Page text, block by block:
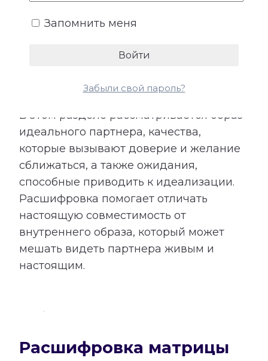
складывается из характера, жизненных
ценностей, прошлого опыта и
партнере. При этом идеальный образ не
реальным человеком рядом.
В этом разделе рассматривается образ
идеального партнера, качества,
которые вызывают доверие и желание
сближаться, а также ожидания,
способные приводить к идеализации.
Расшифровка помогает отличать
настоящую совместимость от
внутреннего образа, который может
мешать видеть партнера живым и
настоящим.
Расшифровка матрицы
Запомнить меня
Забыли свой пароль?